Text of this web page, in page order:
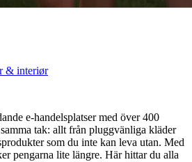
& interiør
e-handelsplatser med över 400
tak: allt från pluggvänliga kläder
som du inte kan leva utan. Med
pengarna lite längre. Här hittar du alla